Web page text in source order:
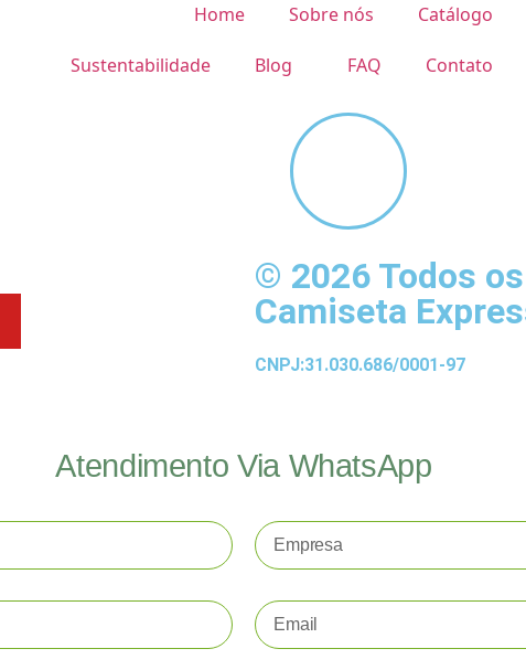
Home Sobre nós Catálogo
Sustentabilidade Blog FAQ Contato
© 2026 Todos
Camiseta
CNPJ:31.030.686/0001-97
Atendimento Via WhatsApp